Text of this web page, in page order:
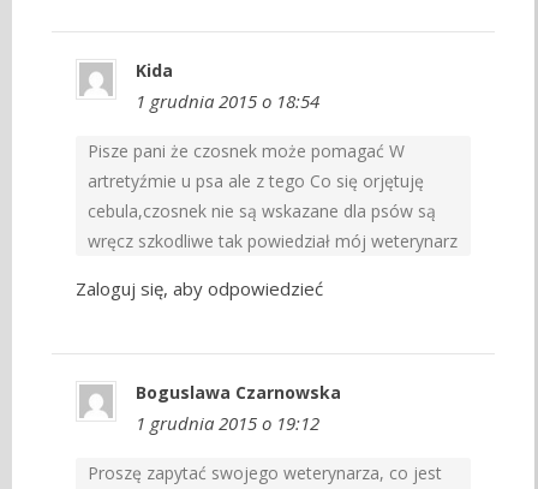
Kida
1 grudnia 2015 o 18:54
Pisze pani że czosnek może pomagać W
artretyźmie u psa ale z tego Co się orjętuję
cebula,czosnek nie są wskazane dla psów są
wręcz szkodliwe tak powiedział mój weterynarz
Zaloguj się, aby odpowiedzieć
Boguslawa Czarnowska
1 grudnia 2015 o 19:12
Proszę zapytać swojego weterynarza, co jest